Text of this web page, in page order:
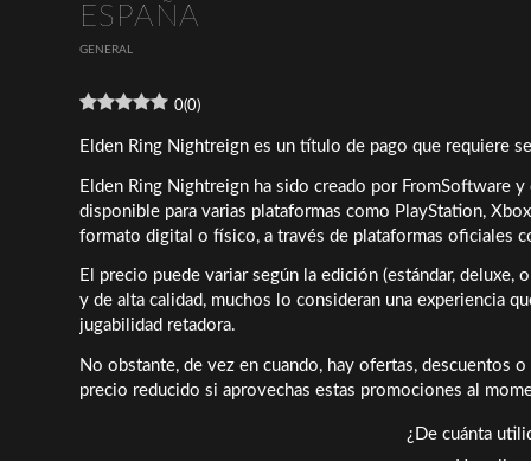
ESPAÑA
GENERAL
0(0)
Elden Ring Nightreign es un título de pago que requiere
Elden Ring Nightreign ha sido creado por FromSoftware
disponible para varias plataformas como PlayStation,
formato digital o físico, a través de plataformas oficiales
El precio puede variar según la edición (estándar,
y de alta calidad, muchos lo consideran una experiencia
jugabilidad retadora.
No obstante, de vez en cuando, hay ofertas, descuentos
precio reducido si aprovechas estas promociones al
¿De cuánta